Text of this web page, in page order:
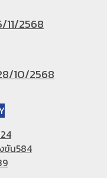
11/2568
10/2568
ขัน584